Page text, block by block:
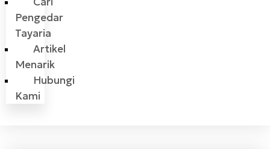
Pengedar
Tayaria
Artikel
Menarik
Hubungi
Kami